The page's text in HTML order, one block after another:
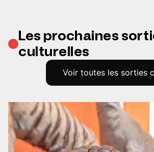
Les prochaines
culturelles
Voir toutes les sorties